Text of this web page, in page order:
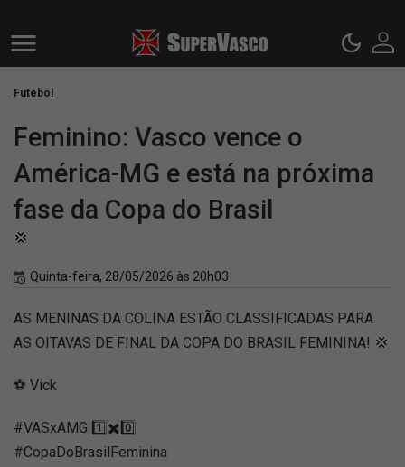
Futebol
Feminino: Vasco vence o
América-MG e está na próxima
fase da Copa do Brasil
💢
Quinta-feira, 28/05/2026 às 20h03
AS MENINAS DA COLINA ESTÃO CLASSIFICADAS PARA
AS OITAVAS DE FINAL DA COPA DO BRASIL FEMININA! 💢
⚽️ Vick
#VASxAMG 1️⃣✖️0️⃣
#CopaDoBrasilFeminina